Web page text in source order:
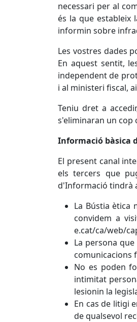
necessari per al
és la que estableix
informin sobre
Les vostres dades
En aquest sentit,
independent de
i al ministeri fiscal,
Teniu dret a
s'eliminaran un cop
Informació bàsica
El present canal
els tercers que
d'Informació tindrà
La Bústia ètica
convidem a
e.cat/ca/web/
La persona
comunicacions
No es poden
intimitat
lesionin la
En cas de litigi
de qualsevol